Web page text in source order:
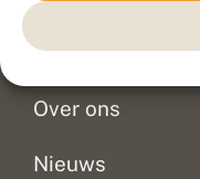
Doneer
Over ons
Nieuws